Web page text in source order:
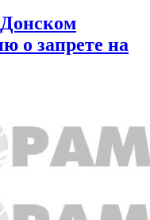
о запрете на